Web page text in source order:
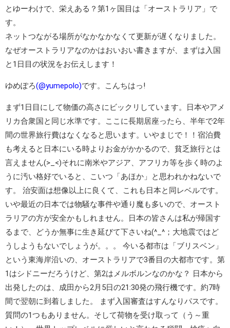
とゆーわけで、栄えある？第1ヶ国目は「オーストラリア」で
す。
ネットつながる場所がなかなかなくて更新が遅くなりました。
なぜオーストラリアなのかはおいおい書きますが、まずは入国
と1日目の状況をお伝えします！
ゆめぽろ(@yumepolo)です。こんちはっ!
まず1日目にして物価の高さにビックリしています。日本やアメ
リカ合衆国と同じ水準です。ここに長期居座ったら、半年で2年
間の世界旅行費はなくなると思います。いやまじで！！宿泊費
も考えると日本にいる時よりお金がかかるので、貧乏旅行とは
言えません(>_<)それに南米やアジア、アフリカ等を歩く時のよ
うに汚い格好でいると、こいつ「あほか」と思われかねないで
す。 治安面は想像以上に良くて、これも日本と同レベルです。
いや最近の日本では物騒な事件や通り魔も多いので、オースト
ラリアの方が安全かもしれません。日本の皆さんは私が帰国す
るまで、どうか無事に生き延びて下さいね(^_^；大地震ではど
うしようもないでしょうが。。。 今いる都市は「ブリスベン」
という東海岸沿いの、オーストラリアで3番目の大都市です。第
1はシドニーだろうけど、第2はメルボルンなのかな？ 日本から
出発したのは、成田から2月5日の21:30発の飛行機です。約7時
間で翌朝に到着しました。 まず入国審査はすんなりパスです。
質問の1つもありません。そして荷物を受け取って（う～重